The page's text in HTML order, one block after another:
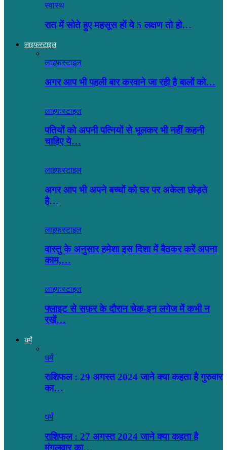
स्वास्थ
रात में सोते हुए महसूस हों ये 5 लक्षण तो हो…
लाइफस्टाइल
लाइफस्टाइल
अगर आप भी पहली बार करवाने जा रही है बालों को…
लाइफस्टाइल
पतियों को अपनी पत्नियों से भूलकर भी नहीं कहनी
चाहिए ये…
लाइफस्टाइल
अगर आप भी अपने बच्चों को घर पर अकेला छोड़ते
है…
लाइफस्टाइल
वास्तु के अनुसार हमेशा इस दिशा में बैठकर करें अपना
काम,…
लाइफस्टाइल
फ्लाइट से सफ़र के दौरान चेक-इन लगेज में कभी न
रखें…
धर्मं
धर्मं
राशिफल : 29 अगस्त 2024 जाने क्या कहता है गुरुवार
का…
धर्मं
राशिफल : 27 अगस्त 2024 जाने क्या कहता है
मंगलवार का…